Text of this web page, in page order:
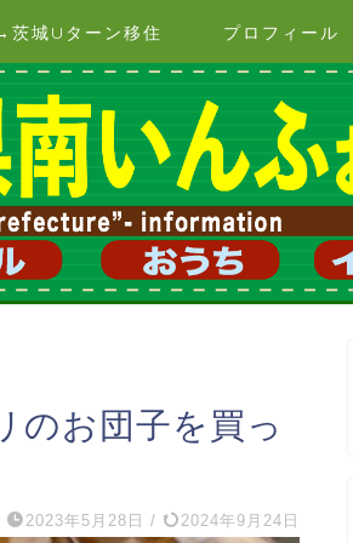
茨城Uターン移住 プロフィール
のお団子を買っ
2023年5月28日 / 2024年9月24日